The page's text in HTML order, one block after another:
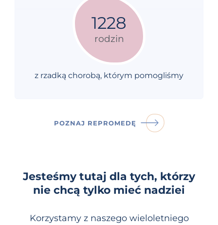
rodzin
1228
z rzadką chorobą, którym pomogliśmy
POZNAJ REPROMEDĘ
Jesteśmy tutaj dla tych, którzy
nie chcą tylko mieć nadziei
Korzystamy z naszego wieloletniego